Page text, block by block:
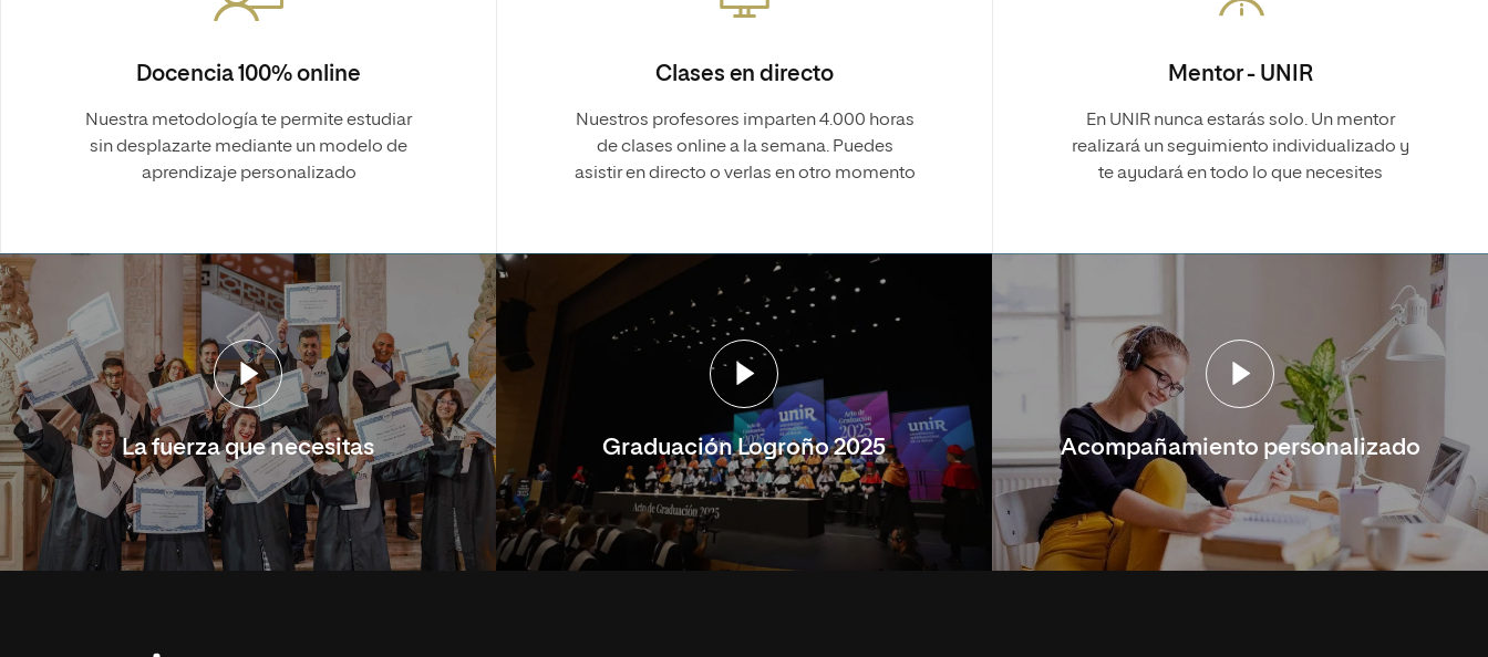
Docencia 100% online
Nuestra metodología te permite estudiar
sin desplazarte mediante un modelo de
aprendizaje personalizado
Clases en directo
Nuestros profesores imparten 4.000 horas
de clases online a la semana. Puedes
asistir en directo o verlas en otro momento
Mentor - UNIR
En UNIR nunca estarás solo. Un mentor
realizará un seguimiento individualizado y
te ayudará en todo lo que necesites
La fuerza que necesitas Graduación Logroño 2025 Acompañamiento personalizado